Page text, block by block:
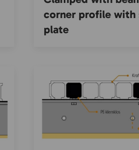
corner profile with
plate